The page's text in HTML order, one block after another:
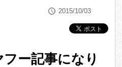
2015/10/03
ー記事になり